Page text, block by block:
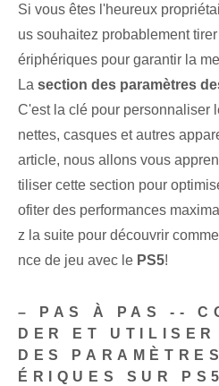
Si vous êtes l'heureux
us souhaitez probablement
ériphériques pour garantir la
La section des paramètres
C'est la clé pour personnaliser
nettes, casques et autres
article, nous allons vous
tiliser cette section pour
ofiter des performances
z la suite pour découvrir
nce de jeu avec le PS5!
– PAS À PAS --
DER ET UTILISER
DES
ÉRIQUES SUR PS5